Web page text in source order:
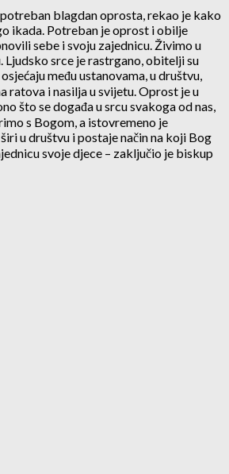
blagdan oprosta, rekao je kako
ikada. Potreban je oprost i obilje
sebe i svoju zajednicu. Živimo u
Ljudsko srce je rastrgano, obitelji su
među ustanovama, u društvu,
ratova i nasilja u svijetu. Oprost je u
što se događa u srcu svakoga od nas,
s Bogom, a istovremeno je
u društvu i postaje način na koji Bog
svoje djece – zaključio je biskup